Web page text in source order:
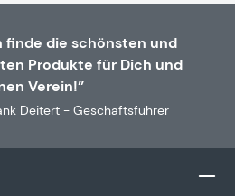
finde die schönsten und
Produkte für Dich und
Verein!”
Deitert - Geschäftsführer